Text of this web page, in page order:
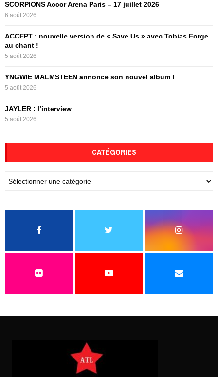
SCORPIONS Accor Arena Paris – 17 juillet 2026
6 août 2026
ACCEPT : nouvelle version de « Save Us » avec Tobias Forge
au chant !
5 août 2026
YNGWIE MALMSTEEN annonce son nouvel album !
5 août 2026
JAYLER : l’interview
5 août 2026
CATÉGORIES